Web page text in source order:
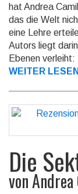
hat Andrea
das die Welt
eine Lehre
Autors liegt
Ebenen
WEITER LESEN
Die
von